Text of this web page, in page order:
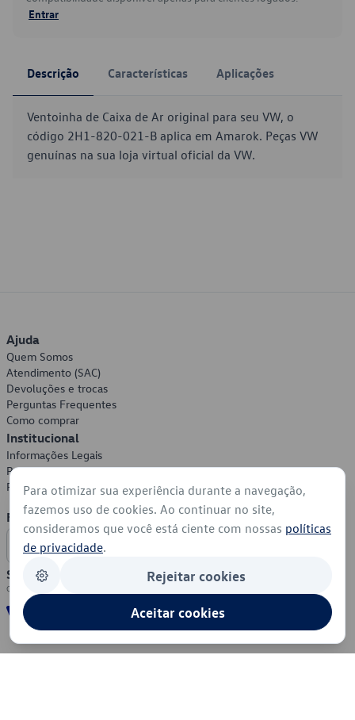
Entrar
Descrição Características Aplicações
Ventoinha de Caixa de Ar original para seu VW, o
código 2H1-820-021-B aplica em Amarok. Peças VW
genuínas na sua loja virtual oficial da VW.
Ajuda
Quem Somos
Atendimento (SAC)
Devoluções e trocas
Perguntas Frequentes
Como comprar
Institucional
Informações Legais
Política de Privacidade
Política de Cookies
Formas de Pagamento
Segurança
Para otimizar sua experiência durante a navegação,
fazemos uso de cookies. Ao continuar no site,
consideramos que você está ciente com nossas políticas
de privacidade.
Rejeitar cookies
Aceitar cookies